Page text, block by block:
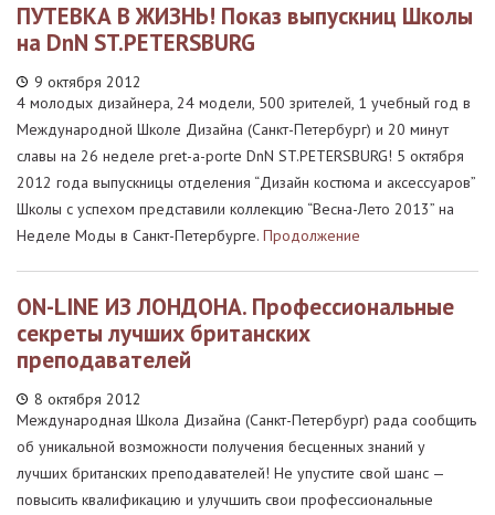
ПУТЕВКА В ЖИЗНЬ! Показ выпускниц Школы
на DnN ST.PETERSBURG
9 октября 2012
4 молодых дизайнера, 24 модели, 500 зрителей, 1 учебный год в
Международной Школе Дизайна (Санкт-Петербург) и 20 минут
славы на 26 неделе pret-a-porte DnN ST.PETERSBURG! 5 октября
2012 года выпускницы отделения “Дизайн костюма и аксессуаров”
Школы с успехом представили коллекцию “Весна-Лето 2013” на
Неделе Моды в Санкт-Петербурге. Продолжение
ОN-LINE ИЗ ЛОНДОНА. Профессиональные
секреты лучших британских
преподавателей
8 октября 2012
Международная Школа Дизайна (Санкт-Петербург) рада сообщить
об уникальной возможности получения бесценных знаний у
лучших британских преподавателей! Не упустите свой шанс —
повысить квалификацию и улучшить свои профессиональные